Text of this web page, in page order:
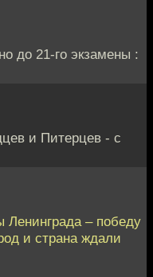
до 21-го экзамены :
и Питерцев - с
Ленинграда – победу
и страна ждали